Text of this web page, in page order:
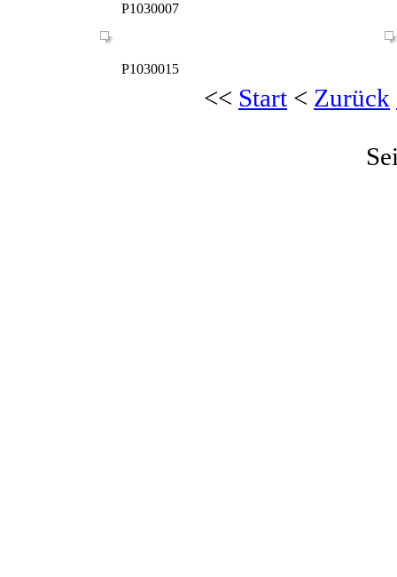
P1030007
P1030015
<< Start < Zurück